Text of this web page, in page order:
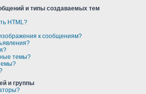
и типы создаваемых тем
HTML?
к сообщениям?
темы?
и группы